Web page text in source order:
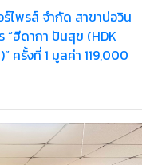
ไพรส์ จำกัด สาขาบ่อวิน
“ฮีดากา ปันสุข (HDK
ครั้งที่ 1 มูลค่า 119,000